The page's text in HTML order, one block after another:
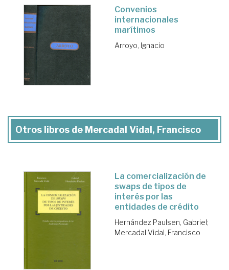
Convenios
internacionales
marítimos
Arroyo, Ignacio
Otros libros de Mercadal Vidal, Francisco
La comercialización de
swaps de tipos de
interés por las
entidades de crédito
Hernández Paulsen, Gabriel;
Mercadal Vidal, Francisco